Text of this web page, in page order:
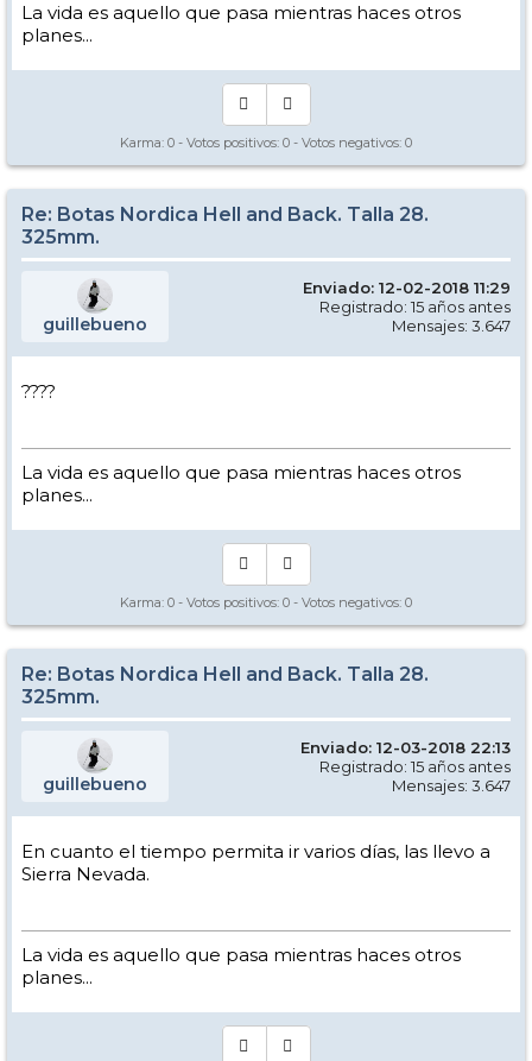
La vida es aquello que pasa mientras haces otros
planes...
Karma: 0 - Votos positivos: 0 - Votos negativos: 0
Re: Botas Nordica Hell and Back. Talla 28.
325mm.
guillebueno
Enviado: 12-02-2018 11:29
Registrado: 15 años antes
Mensajes: 3.647
????
La vida es aquello que pasa mientras haces otros
planes...
Karma: 0 - Votos positivos: 0 - Votos negativos: 0
Re: Botas Nordica Hell and Back. Talla 28.
325mm.
guillebueno
Enviado: 12-03-2018 22:13
Registrado: 15 años antes
Mensajes: 3.647
En cuanto el tiempo permita ir varios días, las llevo a
Sierra Nevada.
La vida es aquello que pasa mientras haces otros
planes...